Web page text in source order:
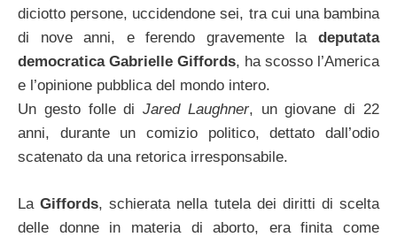
diciotto persone, uccidendone sei, tra cui una bambina
di nove anni, e ferendo gravemente la deputata
democratica Gabrielle Giffords, ha scosso l’America
e l’opinione pubblica del mondo intero.
Un gesto folle diJared Laughner, un giovane di 22
anni, durante un comizio politico, dettato dall’odio
scatenato da una retorica irresponsabile.
LaGiffords, schierata nella tutela dei diritti di scelta
delle donne in materia di aborto, era finita come